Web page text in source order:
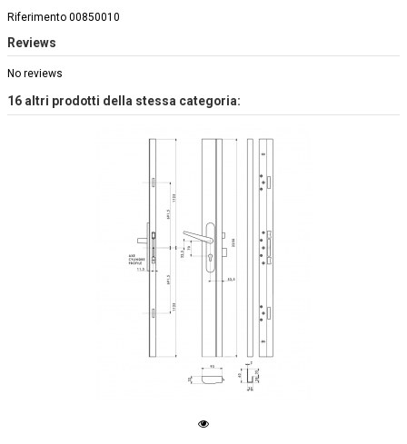
Riferimento 00850010
Reviews
No reviews
16 altri prodotti della stessa categoria: